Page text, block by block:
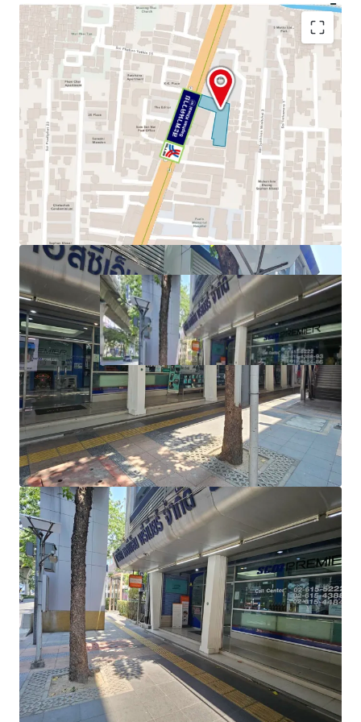
Land area:797.7 sq.wah or 3,190.8 sq.m
Frontage: 24 m. on Phahonyothin Road
Zoning: Por.3-7, Red – FAR 7:1 + GFA. Bonus
Mass Transit:0 meters to BTS Saphan Khwai Station